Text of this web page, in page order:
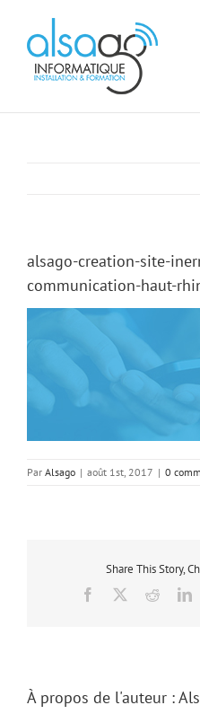
contenu
alsago-creation-site-
communication-haut-
Par Alsago | août 1st, 2017 | 0
Share This Story,
Facebook
FacebookX (Twitter)
Reddit
Reddit
À propos de l'auteur :